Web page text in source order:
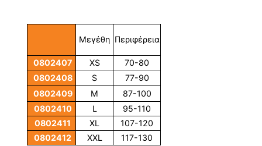
Mεγέθη Περιφέρεια
0802407 XS
70-80
0802408
S
77-90
0802409
M
87-100
0802410
L
95-110
0802411
XL
107-120
0802412
XXL 117-130